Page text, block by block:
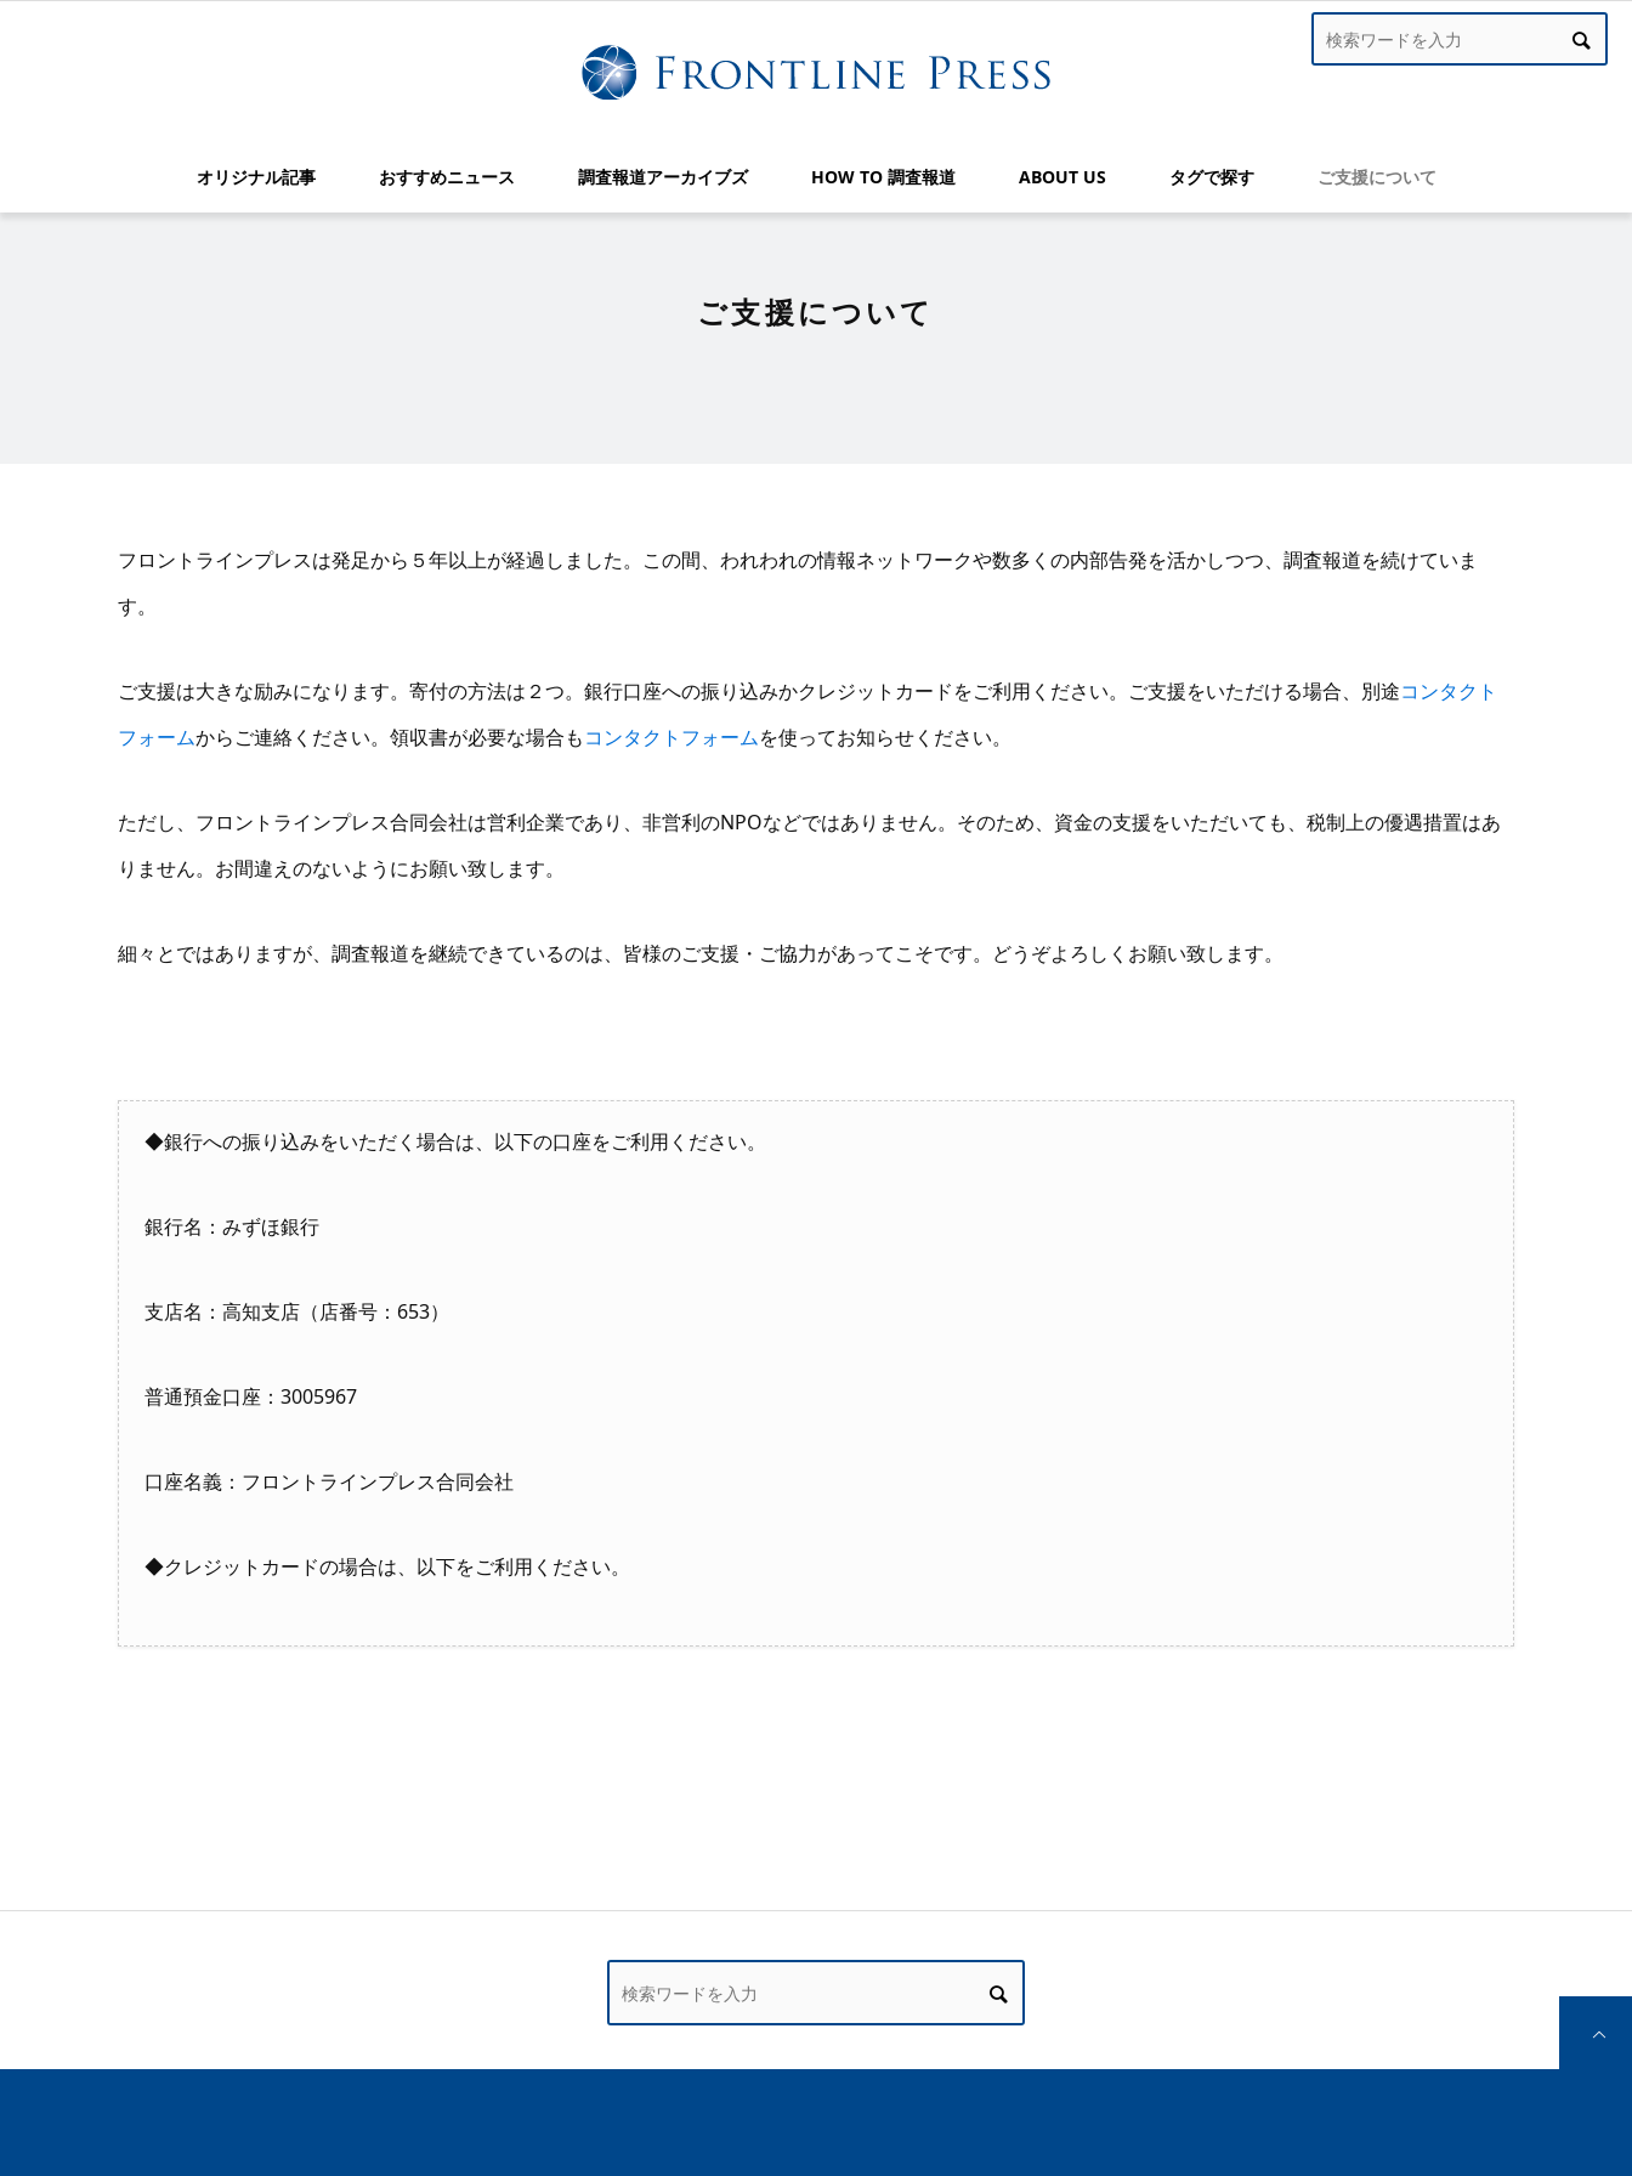
オリジナル記事 おすすめニュース 調査報道アーカイブズ HOW TO 調査報道 ABOUT US タグで探す ご支援について
ご支援について
フロントラインプレスは発足から５年以上が経過しました。この間、われわれの情報ネットワークや数多くの内部告発を活かしつつ、調査報道を続けていま
す。
ご支援は大きな励みになります。寄付の方法は２つ。銀行口座への振り込みかクレジットカードをご利用ください。ご支援をいただける場合、別途コンタクト
フォームからご連絡ください。領収書が必要な場合もコンタクトフォームを使ってお知らせください。
ただし、フロントラインプレス合同会社は営利企業であり、非営利のNPOなどではありません。そのため、資金の支援をいただいても、税制上の優遇措置はあ
りません。お間違えのないようにお願い致します。
細々とではありますが、調査報道を継続できているのは、皆様のご支援・ご協力があってこそです。どうぞよろしくお願い致します。
◆銀行への振り込みをいただく場合は、以下の口座をご利用ください。
銀行名：みずほ銀行
支店名：高知支店（店番号：653）
普通預金口座：3005967
口座名義：フロントラインプレス合同会社
◆クレジットカードの場合は、以下をご利用ください。